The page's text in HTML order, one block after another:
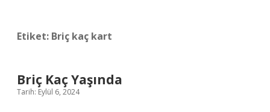
Etiket: Briç kaç kart
Briç Kaç Yaşında
Tarih: Eylül 6, 2024